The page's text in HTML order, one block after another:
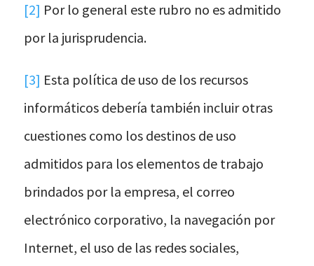
[2] Por lo general este rubro no es admitido
por la jurisprudencia.
[3] Esta política de uso de los recursos
informáticos debería también incluir otras
cuestiones como los destinos de uso
admitidos para los elementos de trabajo
brindados por la empresa, el correo
electrónico corporativo, la navegación por
Internet, el uso de las redes sociales,